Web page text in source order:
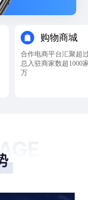
购物商城
合作电商平台汇聚超
总入驻商家数超1000
万